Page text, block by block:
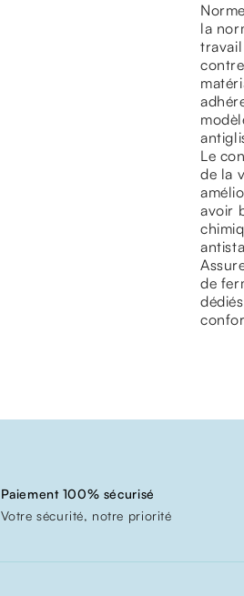
la
Le
de la
avoir
de
Paiement 100% sécurisé
Votre sécurité, notre priorité